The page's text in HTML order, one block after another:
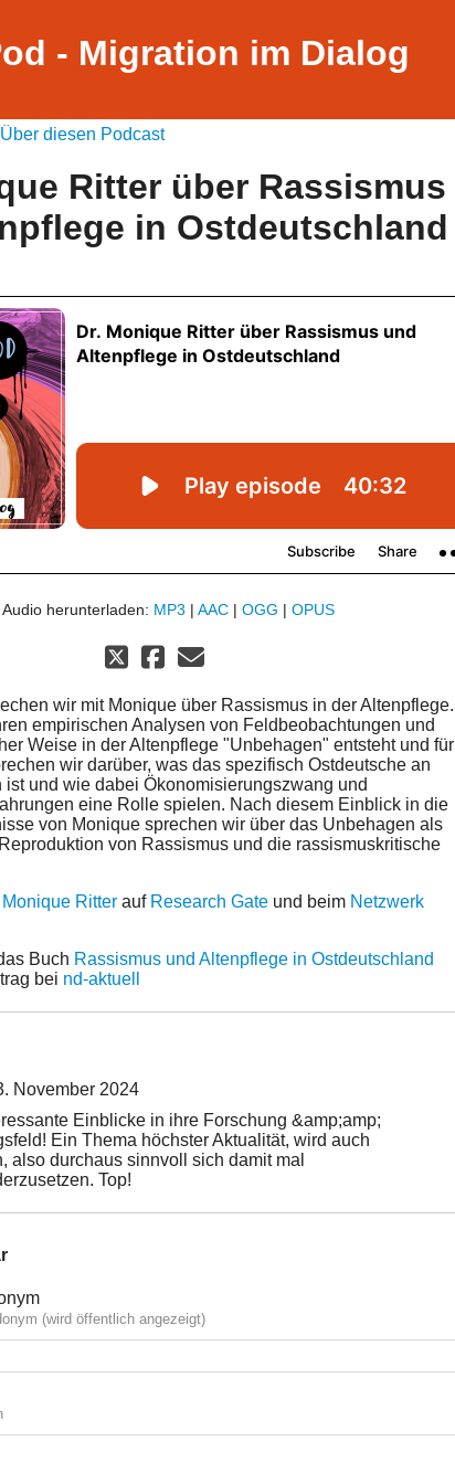
- Migration im Dialog
Über diesen Podcast
Ritter über Rassismus
in Ostdeutschland
Audio herunterladen: MP3 | AAC | OGG | OPUS
wir mit Monique über Rassismus in der Altenpflege.
empirischen Analysen von Feldbeobachtungen und
Weise in der Altenpflege "Unbehagen" entsteht und für
wir darüber, was das spezifisch Ostdeutsche an
und wie dabei Ökonomisierungszwang und
eine Rolle spielen. Nach diesem Einblick in die
von Monique sprechen wir über das Unbehagen als
von Rassismus und die rassismuskritische
Monique Ritter auf Research Gate und beim Netzwerk
Buch Rassismus und Altenpflege in Ostdeutschland
bei nd-aktuell
November 2024
Einblicke in ihre Forschung &amp;amp;
Ein Thema höchster Aktualität, wird auch
also durchaus sinnvoll sich damit mal
Top!
(wird öffentlich angezeigt)